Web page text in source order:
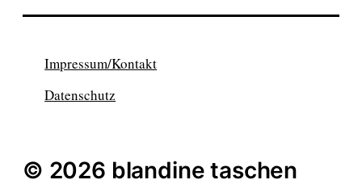
Impressum/Kontakt
Datenschutz
© 2026 blandine taschen